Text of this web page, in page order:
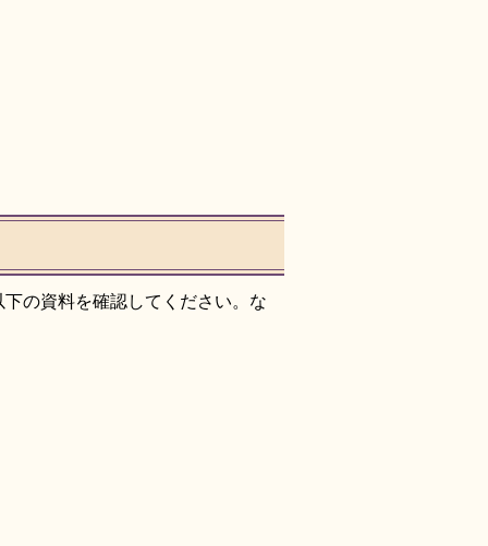
の資料を確認してください。な